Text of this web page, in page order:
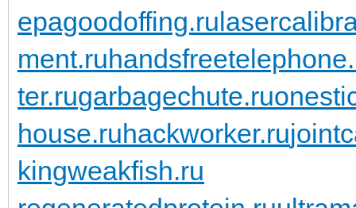
epagoodoffing.ru
ment.ru
ter.rugarbagechute.ru
house.ruhackworker.ru
kingweakfish.ru